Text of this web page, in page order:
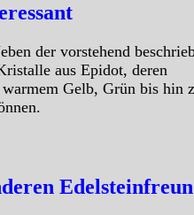
der vorstehend
aus Epidot, deren
Gelb, Grün bis hin